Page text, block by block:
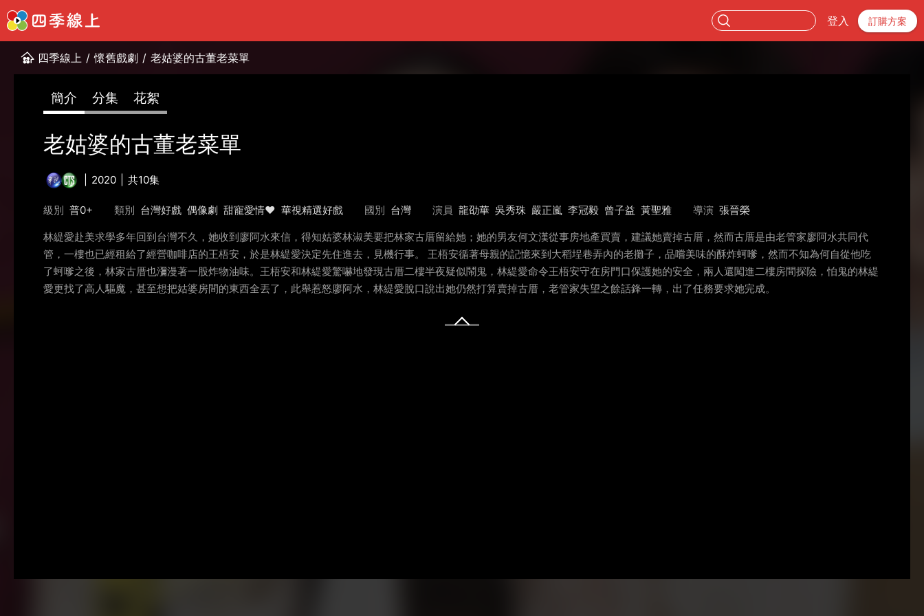
登入 訂購方案
四季線上 / 懷舊戲劇 / 老姑婆的古董老菜單
簡介 分集 花絮
老姑婆的古董老菜單
2020 共10集
級別 普0+ 類別 台灣好戲 偶像劇 甜寵愛情❤️ 華視精選好戲 國別 台灣 演員 龍劭華 吳秀珠 嚴正嵐 李冠毅 曾子益 黃聖雅 導演 張晉榮
林緹愛赴美求學多年回到台灣不久，她收到廖阿水來信，得知姑婆林淑美要把林家古厝留給她；她的男友何文漢從事房地產買賣，建議她賣掉古厝，然而古厝是由老管家廖阿水共同代
管，一樓也已經租給了經營咖啡店的王梧安，於是林緹愛決定先住進去，見機行事。 王梧安循著母親的記憶來到大稻埕巷弄內的老攤子，品嚐美味的酥炸蚵嗲，然而不知為何自從他吃
了蚵嗲之後，林家古厝也瀰漫著一股炸物油味。王梧安和林緹愛驚嚇地發現古厝二樓半夜疑似鬧鬼，林緹愛命令王梧安守在房門口保護她的安全，兩人還闖進二樓房間探險，怕鬼的林緹
愛更找了高人驅魔，甚至想把姑婆房間的東西全丟了，此舉惹怒廖阿水，林緹愛脫口說出她仍然打算賣掉古厝，老管家失望之餘話鋒一轉，出了任務要求她完成。